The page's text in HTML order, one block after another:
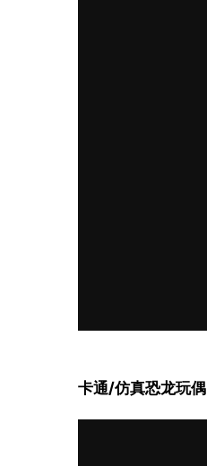
卡通/仿真恐龙玩偶